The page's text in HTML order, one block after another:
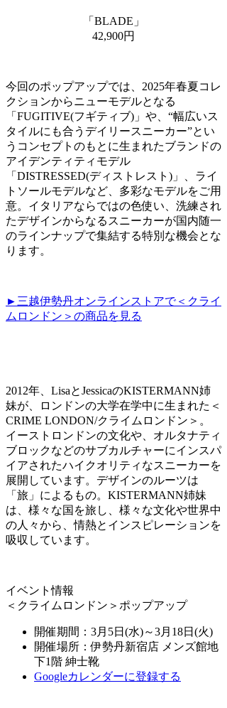
「BLADE」
42,900円
今回のポップアップでは、2025年春夏コレ
クションからニューモデルとなる
「FUGITIVE(フギティブ)」や、“幅広いス
タイルにも合うデイリースニーカー”とい
うコンセプトのもとに生まれたブランドの
アイデンティティモデル
「DISTRESSED(ディストレスト)」、ライ
トソールモデルなど、多彩なモデルをご用
意。イタリアならではの色使い、洗練され
たデザインからなるスニーカーが国内随一
のラインナップで集結する特別な機会とな
ります。
►三越伊勢丹オンラインストアで＜クライ
ムロンドン＞の商品を見る
2012年、LisaとJessicaのKISTERMANN姉
妹が、ロンドンの大学在学中に生まれた＜
CRIME LONDON/クライムロンドン＞。
イーストロンドンの文化や、オルタナティ
ブロックなどのサブカルチャーにインスパ
イアされたハイクオリティなスニーカーを
展開しています。デザインのルーツは
「旅」によるもの。KISTERMANN姉妹
は、様々な国を旅し、様々な文化や世界中
の人々から、情熱とインスピレーションを
吸収しています。
イベント情報
＜クライムロンドン＞ポップアップ
開催期間：3月5日(水)～3月18日(火)
開催場所：伊勢丹新宿店 メンズ館地
下1階 紳士靴
Googleカレンダーに登録する